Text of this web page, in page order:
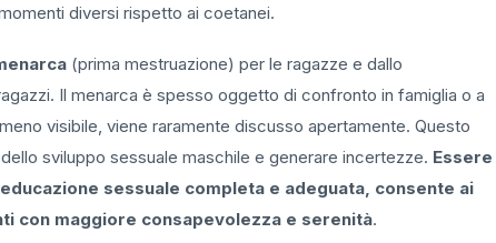
diversi rispetto ai coetanei.
(prima mestruazione) per le ragazze e dallo
Il menarca è spesso oggetto di confronto in famiglia o a
visibile, viene raramente discusso apertamente. Questo
sviluppo sessuale maschile e generare incertezze. Essere
sessuale completa e adeguata, consente ai
con maggiore consapevolezza e serenità.